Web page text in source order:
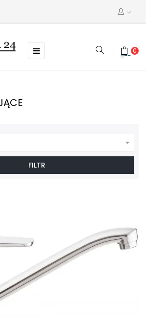
Toggle
navigation
☰ 0

FILTR